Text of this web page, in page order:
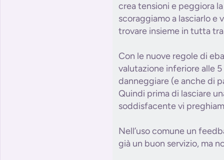
crea tensioni e peggiora
scoraggiamo a lasciarlo e
trovare insieme in tutta
Con le nuove regole di
valutazione inferiore alle
danneggiare (e anche di
Quindi prima di lasciare
soddisfacente vi
Nell’uso comune un
già un buon servizio, ma